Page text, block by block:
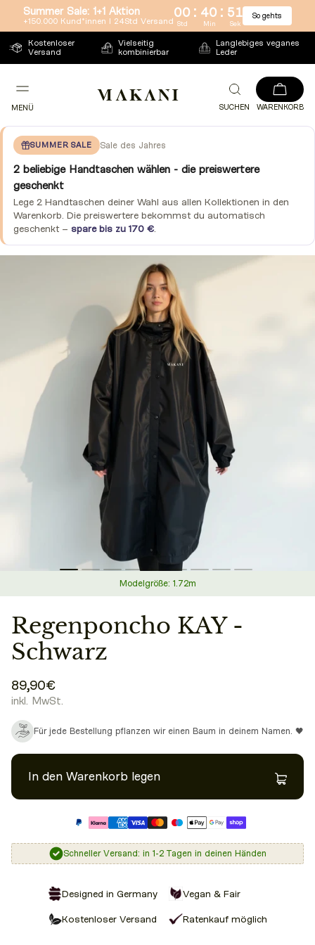
Direkt
zum
Inhalt
Summer Sale: 1+1 Aktion
+150.000 Kund*innen l 24Std Versand
00 : 40 : 51
Std Min Sek
So gehts
Kostenloser
Versand
Vielseitig
kombinierbar
Langlebiges veganes
Leder
MENÜ SUCHEN WARENKORB
SUMMER SALE Sale des Jahres
2 beliebige Handtaschen wählen - die preiswertere
geschenkt
Lege 2 Handtaschen deiner Wahl aus allen Kollektionen in den
Warenkorb. Die preiswertere bekommst du automatisch
geschenkt – spare bis zu 170 €
Modelgröße: 1.72m
Regenponcho KAY -
Schwarz
89,90€
inkl. MwSt.
Für jede Bestellung pflanzen wir einen Baum in deinem Namen. 🖤
In den Warenkorb legen
Schneller Versand: in 1-2 Tagen in deinen Händen
Designed in Germany Vegan & Fair
Kostenloser Versand Ratenkauf möglich